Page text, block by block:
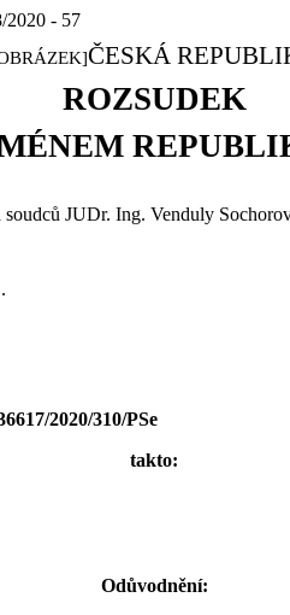
2020 - 57
ČESKÁ
ROZSUDEK
soudců JUDr. Ing. Venduly
2020/310/PSe
takto:
Odůvodnění: